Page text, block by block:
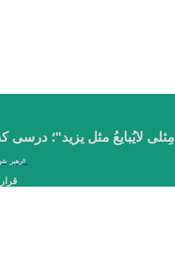
مِثلی لایُبایعُ مثل یزید"؛ درسی
#